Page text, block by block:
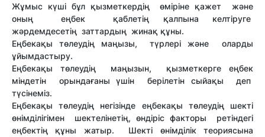
Жұмыс күші бұл қызметкердің өміріне қажет және
оның еңбек қаблетің қалпына келтіруге
жәрдемдесетің заттардың жинақ құны.
Еңбекақы төлеудің маңызы, түрлері және оларды
ұйымдастыру.
Еңбекақы төлеудің маңызын, қызметкерге еңбек
міндетін орындағаны үшін берілетін сыйақы деп
түсінеміз.
Еңбекақы төлеудің негізінде еңбекақы төлеудің шекті
өнімділігімен шектелінетің, өндіріс факторы ретіндегі
еңбектің құны жатыр. Шекті өнімділік теориясына